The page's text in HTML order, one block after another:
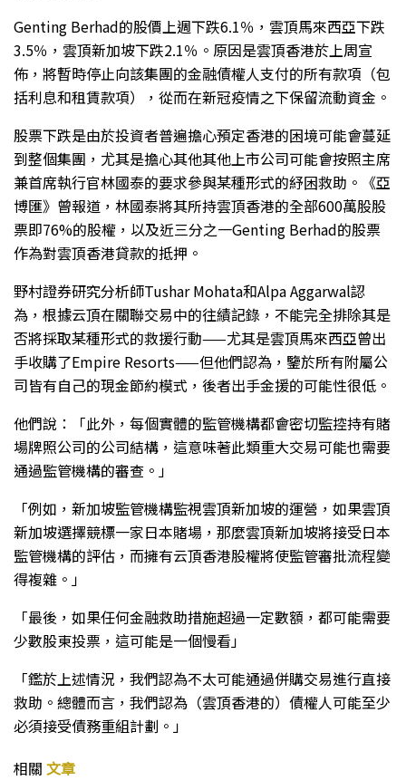
Genting Berhad的股價上週下跌6.1％，雲頂馬來西亞下跌
3.5％，雲頂新加坡下跌2.1％。原因是雲頂香港於上周宣
佈，將暫時停止向該集團的金融債權人支付的所有款項（包
括利息和租賃款項），從而在新冠疫情之下保留流動資金。
股票下跌是由於投資者普遍擔心預定香港的困境可能會蔓延
到整個集團，尤其是擔心其他其他上市公司可能會按照主席
兼首席執行官林國泰的要求參與某種形式的紓困救助。《亞
博匯》曾報道，林國泰將其所持雲頂香港的全部600萬股股
票即76%的股權，以及近三分之一Genting Berhad的股票
作為對雲頂香港貸款的抵押。
野村證券研究分析師Tushar Mohata和Alpa Aggarwal認
為，根據云頂在關聯交易中的往績記錄，不能完全排除其是
否將採取某種形式的救援行動——尤其是雲頂馬來西亞曾出
手收購了Empire Resorts——但他們認為，鑒於所有附屬公
司皆有自己的現金節約模式，後者出手金援的可能性很低。
他們說：「此外，每個實體的監管機構都會密切監控持有賭
場牌照公司的公司結構，這意味著此類重大交易可能也需要
通過監管機構的審查。」
「例如，新加坡監管機構監視雲頂新加坡的運營，如果雲頂
新加坡選擇競標一家日本賭場，那麼雲頂新加坡將接受日本
監管機構的評估，而擁有云頂香港股權將使監管審批流程變
得複雜。」
「最後，如果任何金融救助措施超過一定數額，都可能需要
少數股東投票，這可能是一個慢看」
「鑑於上述情況，我們認為不太可能通過併購交易進行直接
救助。總體而言，我們認為（雲頂香港的）債權人可能至少
必須接受債務重組計劃。」
相關 文章